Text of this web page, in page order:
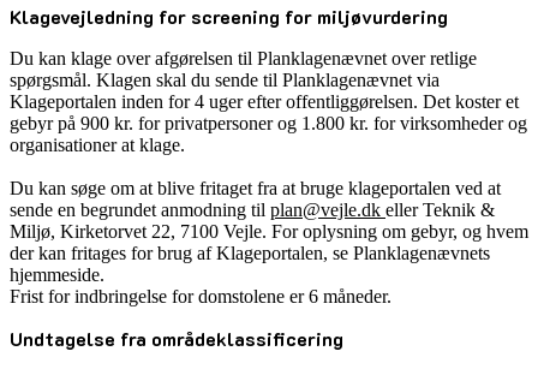
Klagevejledning for screening for miljøvurdering
Du kan klage over afgørelsen til Planklagenævnet over retlige
spørgsmål. Klagen skal du sende til Planklagenævnet via
Klageportalen inden for 4 uger efter offentliggørelsen. Det koster et
gebyr på 900 kr. for privatpersoner og 1.800 kr. for virksomheder og
organisationer at klage.
Du kan søge om at blive fritaget fra at bruge klageportalen ved at
sende en begrundet anmodning til plan@vejle.dk eller Teknik &
Miljø, Kirketorvet 22, 7100 Vejle. For oplysning om gebyr, og hvem
der kan fritages for brug af Klageportalen, se Planklagenævnets
hjemmeside.
Frist for indbringelse for domstolene er 6 måneder.
Undtagelse fra områdeklassificering